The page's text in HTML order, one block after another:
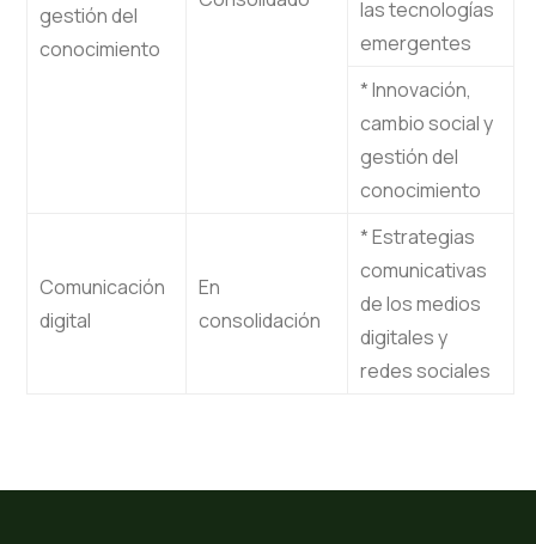
gestión del
conocimiento
las tecnologías
emergentes
* Innovación,
cambio social y
gestión del
conocimiento
Comunicación
digital
En
consolidación
* Estrategias
comunicativas
de los medios
digitales y
redes sociales